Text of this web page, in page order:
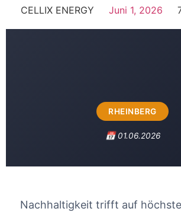
CELLIX ENERGY Juni 1, 2026
RHEINBERG
📅 01.06.2026
Nachhaltigkeit trifft auf